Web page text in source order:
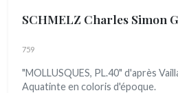
SCHMELZ Charles Simon
759
"MOLLUSQUES, PL.40" d'après
Aquatinte en coloris d'époque.